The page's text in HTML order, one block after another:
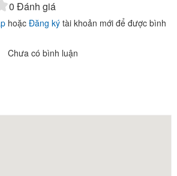
0 Đánh giá
hoặc Đăng ký tài khoản mới để được bình
Chưa có bình luận